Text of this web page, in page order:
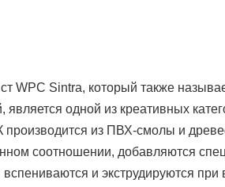
WPC Sintra, который также
одной из креативных
из ПВХ-смолы и
соотношении, добавляются
и экструдируются при